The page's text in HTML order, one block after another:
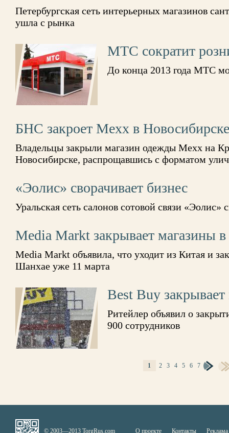
Петербургская сеть интерьерных магазинов
ушла с рынка
МТС сократит
До конца 2013 года МТС
БНС закроет Mexx в Новосибирске
Владельцы закрыли магазин одежды Mexx на
Новосибирске, распрощавшись с форматом
«Эолис» сворачивает бизнес
Уральская сеть салонов сотовой связи «Эолис»
Media Markt закрывает магазины
Media Markt объявила, что уходит из Китая и
Шанхае уже 11 марта
Best Buy
Ритейлер объявил о
900 сотрудников
СТРАНИЦЫ
1 2 3 4 5 6 7
© 2003—2013 TorgRus.com О проекте Контакты Реклама